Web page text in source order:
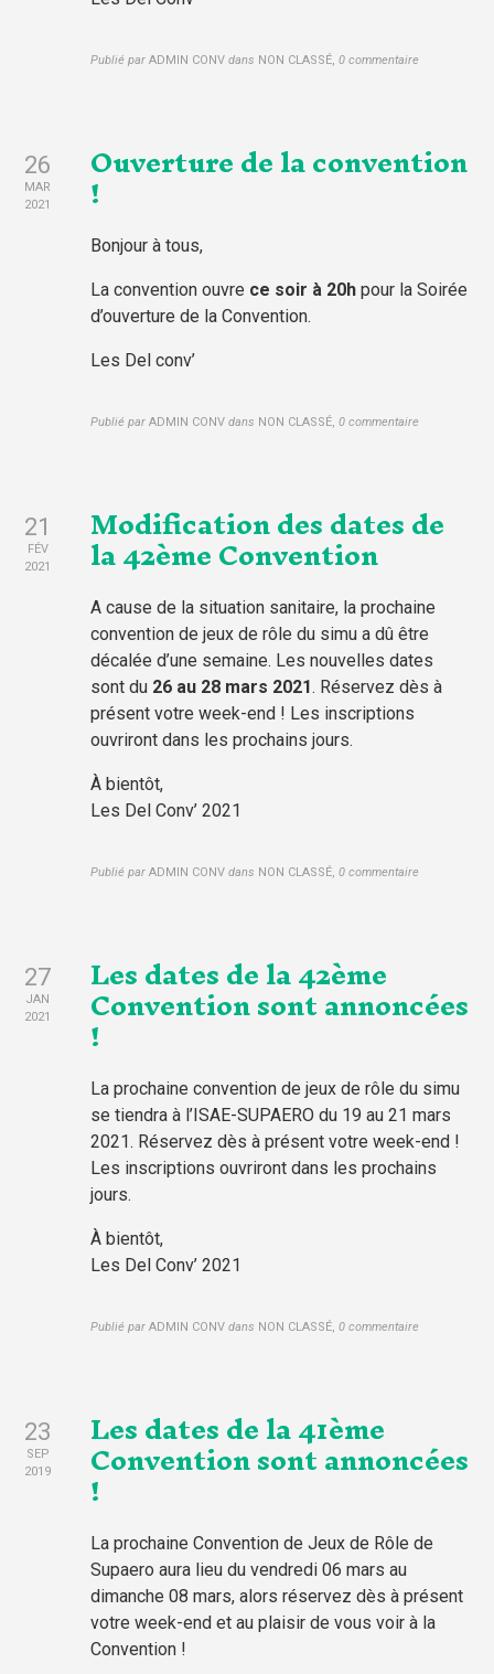
Publié par ADMIN CONV dans NON CLASSÉ,0 commentaire
26
MAR
2021
Ouverture de la convention
!
Bonjour à tous,
La convention ouvre ce soir à 20hpour la Soirée
d’ouverture de la Convention.
Les Del conv’
Publié par ADMIN CONV dans NON CLASSÉ,0 commentaire
21
FÉV
2021
Modification des dates de
la 42ème Convention
A cause de la situation sanitaire, la prochaine
convention de jeux de rôle du simu a dû être
décalée d’une semaine. Les nouvelles dates
sont du 26 au 28 mars 2021. Réservez dès à
présent votre week-end ! Les inscriptions
ouvriront dans les prochains jours.
À bientôt,
Les Del Conv’ 2021
Publié par ADMIN CONV dans NON CLASSÉ,0 commentaire
27
JAN
2021
Les dates de la 42ème
Convention sont annoncées
!
La prochaine convention de jeux de rôle du simu
se tiendra à l’ISAE-SUPAERO du 19 au 21 mars
2021. Réservez dès à présent votre week-end !
Les inscriptions ouvriront dans les prochains
jours.
À bientôt,
Les Del Conv’ 2021
Publié par ADMIN CONV dans NON CLASSÉ,0 commentaire
23
SEP
2019
Les dates de la 41ème
Convention sont annoncées
!
La prochaine Convention de Jeux de Rôle de
Supaero aura lieu du vendredi 06 mars au
dimanche 08 mars, alors réservez dès à présent
votre week-end et au plaisir de vous voir à la
Convention !